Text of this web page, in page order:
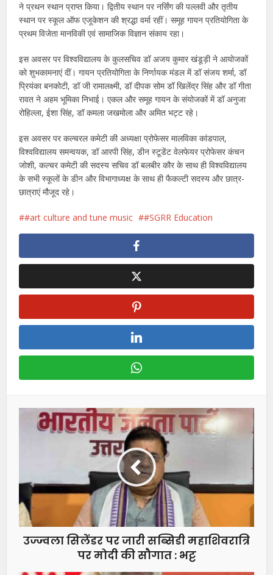
ने प्रथन स्थान प्राप्त किया। द्वितीय स्थान पर नर्सिंग की पल्लवी और तृतीय
स्थान पर स्कूल ऑफ एजूकेशन की श्रद्धा वर्मा रहीं। समूह गायन प्रतियोगिता के
प्रथम विजेता मानविकी एवं सामाजिक विज्ञान संकाय रहा।
इस अवसर पर विश्वविद्यालय के कुलसचिव डॉ अजय कुमार खंडूड़ी ने आयोजकों
को शुभकामनाएं दीं। गायन प्रतियोगिता के निर्णायक मंडल में डॉ संजय शर्मा, डॉ
प्रियंका बनकोटी, डॉ जी रामालक्ष्मी, डॉ दीपक सोम डॉ खिलेंद्र सिंह और डॉ गीता
रावत ने अहम भूमिका निभाई। एकल और समूह गायन के संयोजकों में डॉ अनुजा
रोहिल्ला, ईशा सिंह, डॉ कमला जखमोला और अमित भट्ट रहे।
इस अवसर पर कल्चरल कमेटी की अध्यक्षा प्रोफेसर मालविका कांडपाल,
विश्वविद्यालय समन्वयक, डॉ आरपी सिंह, डीन स्टूडेंट वेलफेयर प्रोफेसर कंचन
जोशी, कल्चर कमेटी की सदस्य सचिव डॉ बलबीर कौर के साथ ही विश्वविद्यालय
के सभी स्कूलों के डीन और विभागाध्यक्ष के साथ ही फैकल्टी सदस्य और छात्र-
छात्राएं मौजूद रहे।
#art culture and tune music #SGRR Education
उज्ज्वला सिलेंडर पर जारी सब्सिडी महाशिवरात्रि
पर मोदी की सौगात : भट्ट